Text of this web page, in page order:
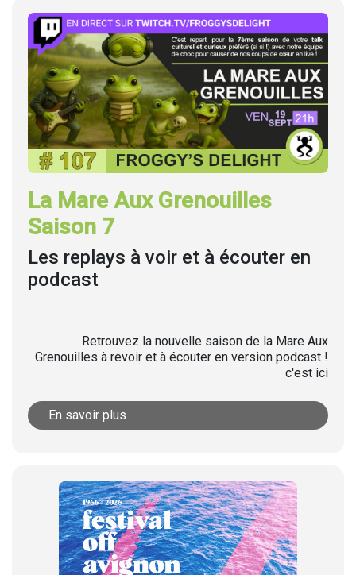
La Mare Aux Grenouilles
Saison 7
Les replays à voir et à écouter en
podcast
Retrouvez la nouvelle saison de la Mare Aux
Grenouilles à revoir et à écouter en version podcast !
c'est ici
En savoir plus